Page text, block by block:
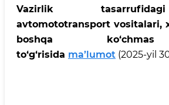
Vazirlik
avtomototransport vositalari,
boshqa
to‘g‘risida ma’lumot (2025-yil